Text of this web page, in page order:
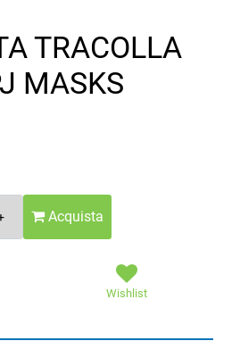
TRACOLLA
MASKS
Acquista
Wishlist